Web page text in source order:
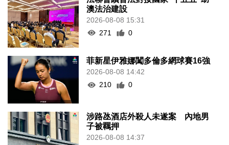
澳法治建設
2026-08-08 15:31
271
0
菲新星伊雅娜闖多倫多網球賽16強
2026-08-08 14:42
210
0
涉路氹酒店外殺人未遂案 內地男
子被羈押
2026-08-08 14:37